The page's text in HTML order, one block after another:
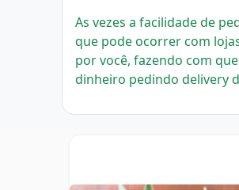
As vezes a facilidade de
que pode ocorrer com
por você, fazendo com
dinheiro pedindo delivery